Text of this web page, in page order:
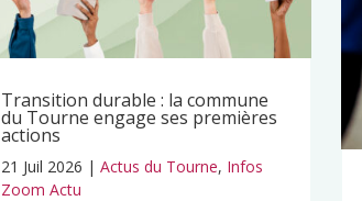
Transition durable : la commune
du Tourne engage ses premières
actions
21 Juil 2026 | Actus du Tourne, Infos
Zoom Actu